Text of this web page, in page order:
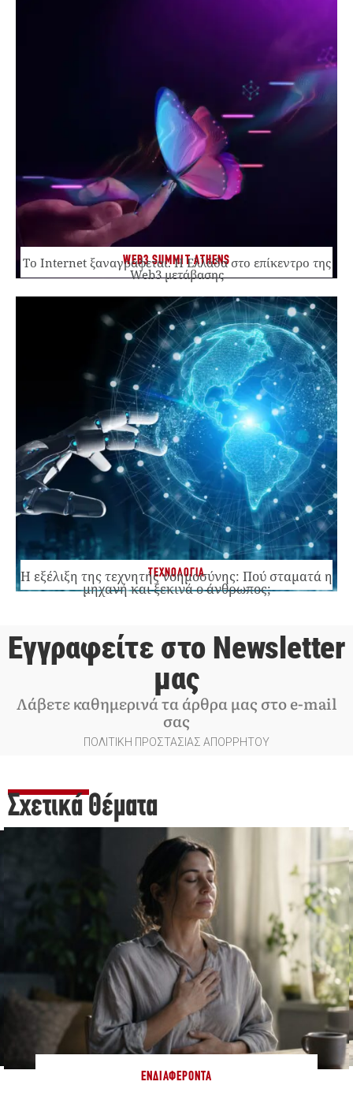
WEB3 SUMMIT ATHENS
Το Internet ξαναγράφεται. Η Ελλάδα στο επίκεντρο της
Web3 μετάβασης
ΤΕΧΝΟΛΟΓΙΑ
Η εξέλιξη της τεχνητής νοημοσύνης: Πού σταματά η
μηχανή και ξεκινά ο άνθρωπος;
Εγγραφείτε στο Newsletter
μας
Λάβετε καθημερινά τα άρθρα μας στο e-mail
σας
ΠΟΛΙΤΙΚΗ ΠΡΟΣΤΑΣΙΑΣ ΑΠΟΡΡΗΤΟΥ
Σχετικά Θέματα
ΕΝΔΙΑΦΈΡΟΝΤΑ